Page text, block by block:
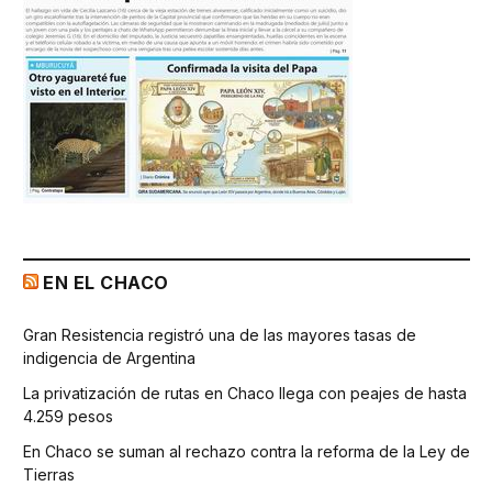
EN EL CHACO
Gran Resistencia registró una de las mayores tasas de
indigencia de Argentina
La privatización de rutas en Chaco llega con peajes de hasta
4.259 pesos
En Chaco se suman al rechazo contra la reforma de la Ley de
Tierras